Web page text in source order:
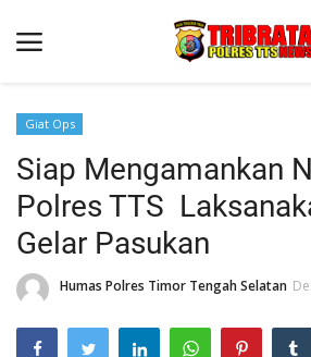
Beranda
Terms & Conditions
Reskrim
Binkam
Lantas
Giat Ops
Siap Mengamankan
Polres TTS
Gelar Pasukan
Humas Polres Timor Tengah Selatan